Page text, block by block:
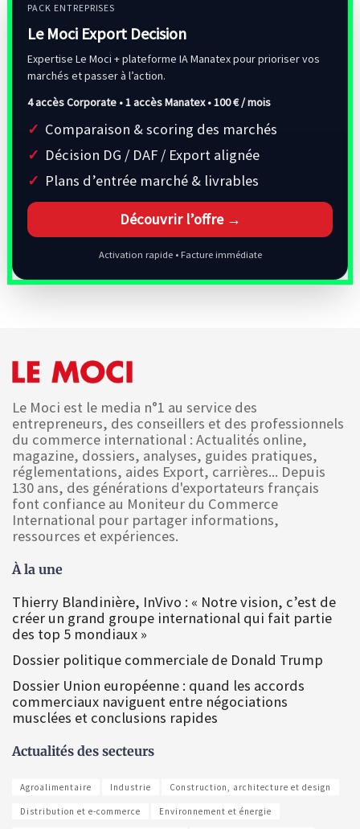
PACK ENTREPRISES
Le Moci Export Decision
Expertise Le Moci + plateforme IA Manatex pour prioriser vos
marchés et passer à l’action.
4 accès Corporate • 1 accès Manatex •100 € / mois
Comparaison & scoring des marchés
Décision DG / DAF / Export alignée
Plans d’entrée marché & livrables
Découvrir l’offre →
Activation rapide • Facture immédiate
Le Moci est le media n°1 au service des
entrepreneurs, des conseillers et des professionnels
du commerce international : Actualités online,
magazine, dossiers, analyses, guides pratiques,
réglementations, aides Export, carrières... Depuis
130 ans, des générations d'exportateurs français
font confiance au Moniteur du Commerce
International pour partager informations,
ressources et expériences.
À la une
Thierry Blandinière, InVivo : « Notre vision, c’est de
créer un grand groupe international qui fait partie
des top 5 mondiaux »
Dossier politique commerciale de Donald Trump
Dossier Union européenne : quand les accords
commerciaux naviguent entre négociations
musclées et conclusions rapides
Actualités des secteurs
Agroalimentaire Industrie Construction, architecture et design
Distribution et e-commerce Environnement et énergie